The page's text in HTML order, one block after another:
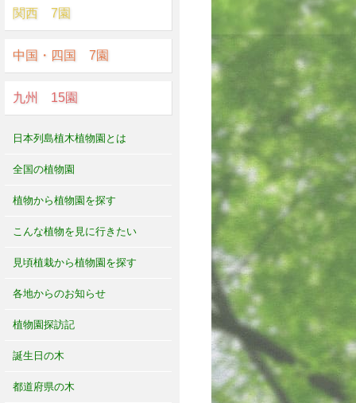
関西 7園
中国・四国 7園
九州 15園
日本列島植木植物園とは
全国の植物園
植物から植物園を探す
こんな植物を見に行きたい
見頃植栽から植物園を探す
各地からのお知らせ
植物園探訪記
誕生日の木
都道府県の木